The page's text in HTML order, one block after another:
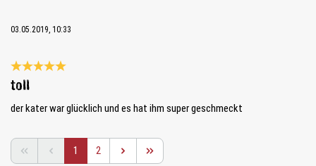
03.05.2019, 10:33
Bewertung mit 5 von 5 Sternen
toll
der kater war glücklich und es hat ihm super geschmeckt
Seite
1 Seite
2